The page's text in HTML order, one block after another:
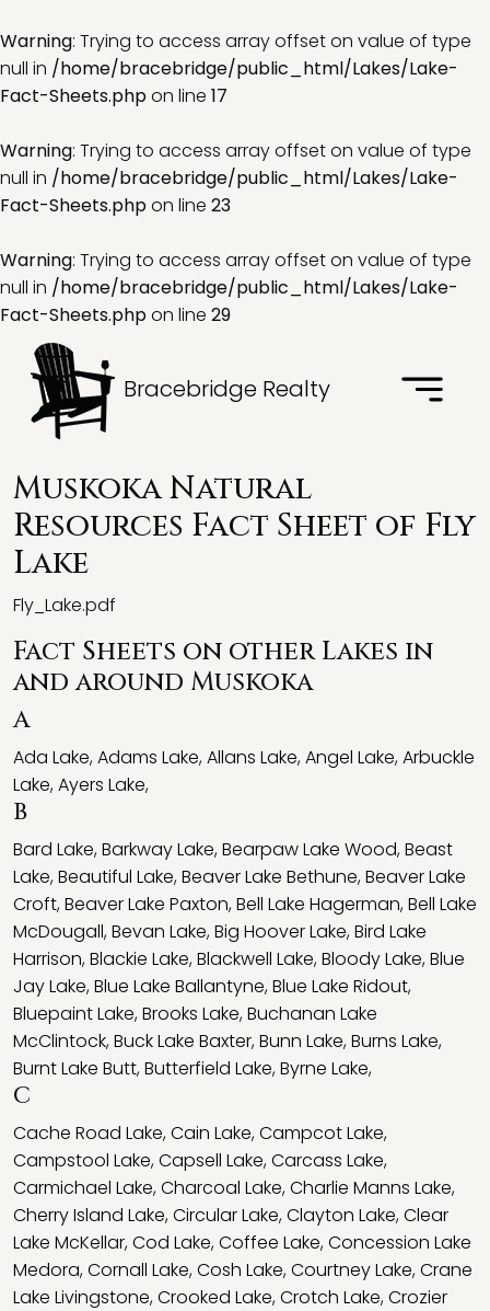
Warning: Trying to access array offset on value of type
null in /home/bracebridge/public_html/Lakes/Lake-
Fact-Sheets.phpon line 17
Warning: Trying to access array offset on value of type
null in /home/bracebridge/public_html/Lakes/Lake-
Fact-Sheets.phpon line 23
Warning: Trying to access array offset on value of type
null in /home/bracebridge/public_html/Lakes/Lake-
Fact-Sheets.phpon line 29
Bracebridge Realty
Muskoka Natural
Resources Fact Sheet of Fly
Lake
Fly_Lake.pdf
Fact Sheets on other Lakes in
and around Muskoka
A
Ada Lake,Adams Lake,Allans Lake,Angel Lake,Arbuckle
Lake,Ayers Lake,
B
Bard Lake,Barkway Lake,Bearpaw Lake Wood,Beast
Lake,Beautiful Lake,Beaver Lake Bethune,Beaver Lake
Croft,Beaver Lake Paxton,Bell Lake Hagerman,Bell Lake
McDougall,Bevan Lake,Big Hoover Lake,Bird Lake
Harrison,Blackie Lake,Blackwell Lake,Bloody Lake,Blue
Jay Lake,Blue Lake Ballantyne,Blue Lake Ridout,
Bluepaint Lake,Brooks Lake,Buchanan Lake
McClintock,Buck Lake Baxter,Bunn Lake,Burns Lake,
Burnt Lake Butt,Butterfield Lake,Byrne Lake,
C
Cache Road Lake,Cain Lake,Campcot Lake,
Campstool Lake,Capsell Lake,Carcass Lake,
Carmichael Lake,Charcoal Lake,Charlie Manns Lake,
Cherry Island Lake,Circular Lake,Clayton Lake,Clear
Lake McKellar,Cod Lake,Coffee Lake,Concession Lake
Medora,Cornall Lake,Cosh Lake,Courtney Lake,Crane
Lake Livingstone,Crooked Lake,Crotch Lake,Crozier